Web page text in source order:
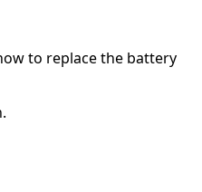
to replace the battery